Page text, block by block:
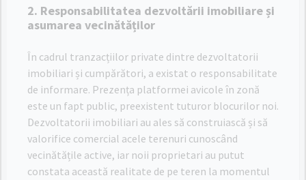
2. Responsabilitatea dezvoltării imobiliare și
asumarea vecinătăților
În cadrul tranzacțiilor private dintre dezvoltatorii
imobiliari și cumpărători, a existat o responsabilitate
de informare. Prezența platformei avicole în zonă
este un fapt public, preexistent tuturor blocurilor noi.
Dezvoltatorii imobiliari au ales să construiască și să
valorifice comercial acele terenuri cunoscând
vecinătățile active, iar noii proprietari au putut
constata această realitate de pe teren la momentul